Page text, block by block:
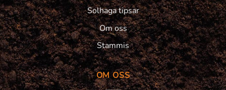
Solhaga tipsar
Om oss
Stammis
OM OSS